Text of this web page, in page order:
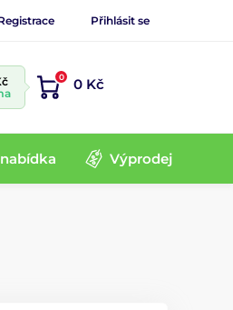
Přihlásit se
0 0 Kč
Výprodej